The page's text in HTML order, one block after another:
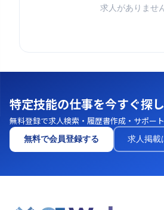
求人がありませ
特定技能の仕事を今すぐ探
無料登録で求人検索・履歴書作成・サポー
無料で会員登録する 求人掲載